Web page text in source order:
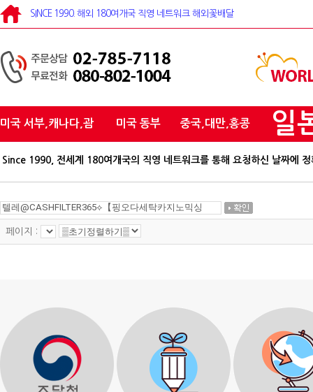
SINCE 1990. 해외 180여개국 직영 네트워크 해외꽃배달
미국 서부,캐나다,괌 미국 동부 중국,대만,홍콩 일
Since 1990, 전세계 180여개국의 직영 네트워크를 통해 요청하신 날짜에
페이지 :